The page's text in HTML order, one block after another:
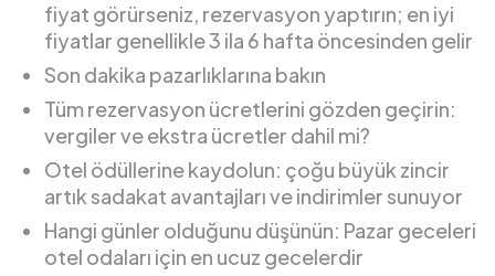
fiyat görürseniz, rezervasyon yaptırın; en iyi
fiyatlar genellikle 3 ila 6 hafta öncesinden gelir
Son dakika pazarlıklarına bakın
Tüm rezervasyon ücretlerini gözden geçirin:
vergiler ve ekstra ücretler dahil mi?
Otel ödüllerine kaydolun: çoğu büyük zincir
artık sadakat avantajları ve indirimler sunuyor
Hangi günler olduğunu düşünün: Pazar geceleri
otel odaları için en ucuz gecelerdir